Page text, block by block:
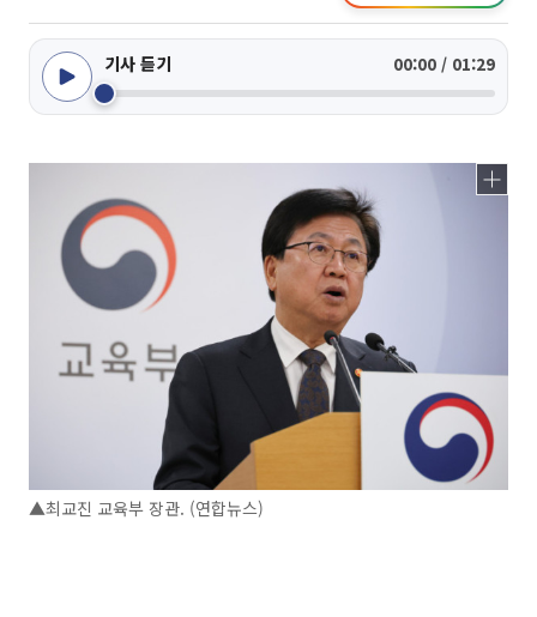
기사 듣기 00:00 / 01:29
▲최교진 교육부 장관. (연합뉴스)